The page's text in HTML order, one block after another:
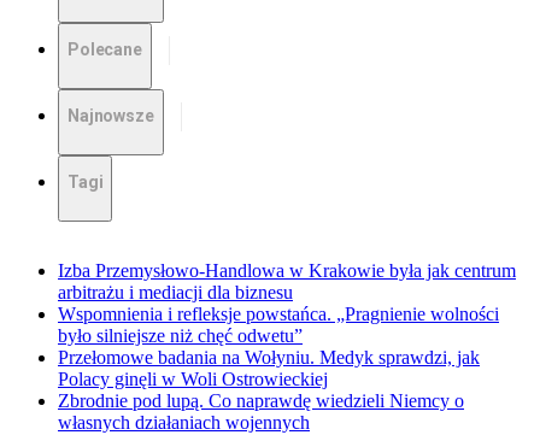
Polecane
Najnowsze
Tagi
Izba Przemysłowo-Handlowa w Krakowie była jak centrum
arbitrażu i mediacji dla biznesu
Wspomnienia i refleksje powstańca. „Pragnienie wolności
było silniejsze niż chęć odwetu”
Przełomowe badania na Wołyniu. Medyk sprawdzi, jak
Polacy ginęli w Woli Ostrowieckiej
Zbrodnie pod lupą. Co naprawdę wiedzieli Niemcy o
własnych działaniach wojennych